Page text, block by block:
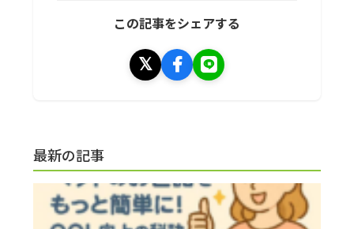
この記事をシェアする
最新の記事